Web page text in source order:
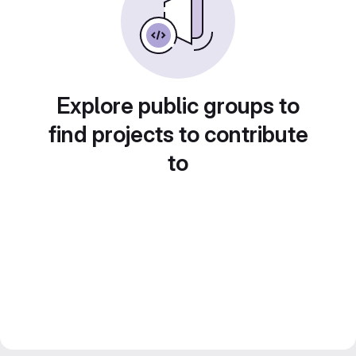
Explore public groups to
find projects to contribute
to